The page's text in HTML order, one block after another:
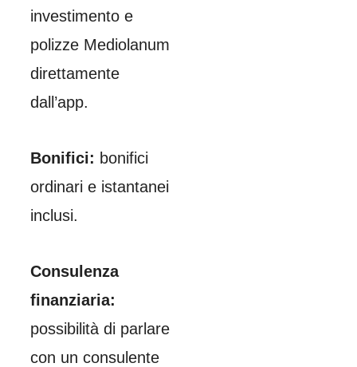
investimento e
polizze Mediolanum
direttamente
dall’app.
Bonifici: bonifici
ordinari e istantanei
inclusi.
Consulenza
finanziaria:
possibilità di parlare
con un consulente